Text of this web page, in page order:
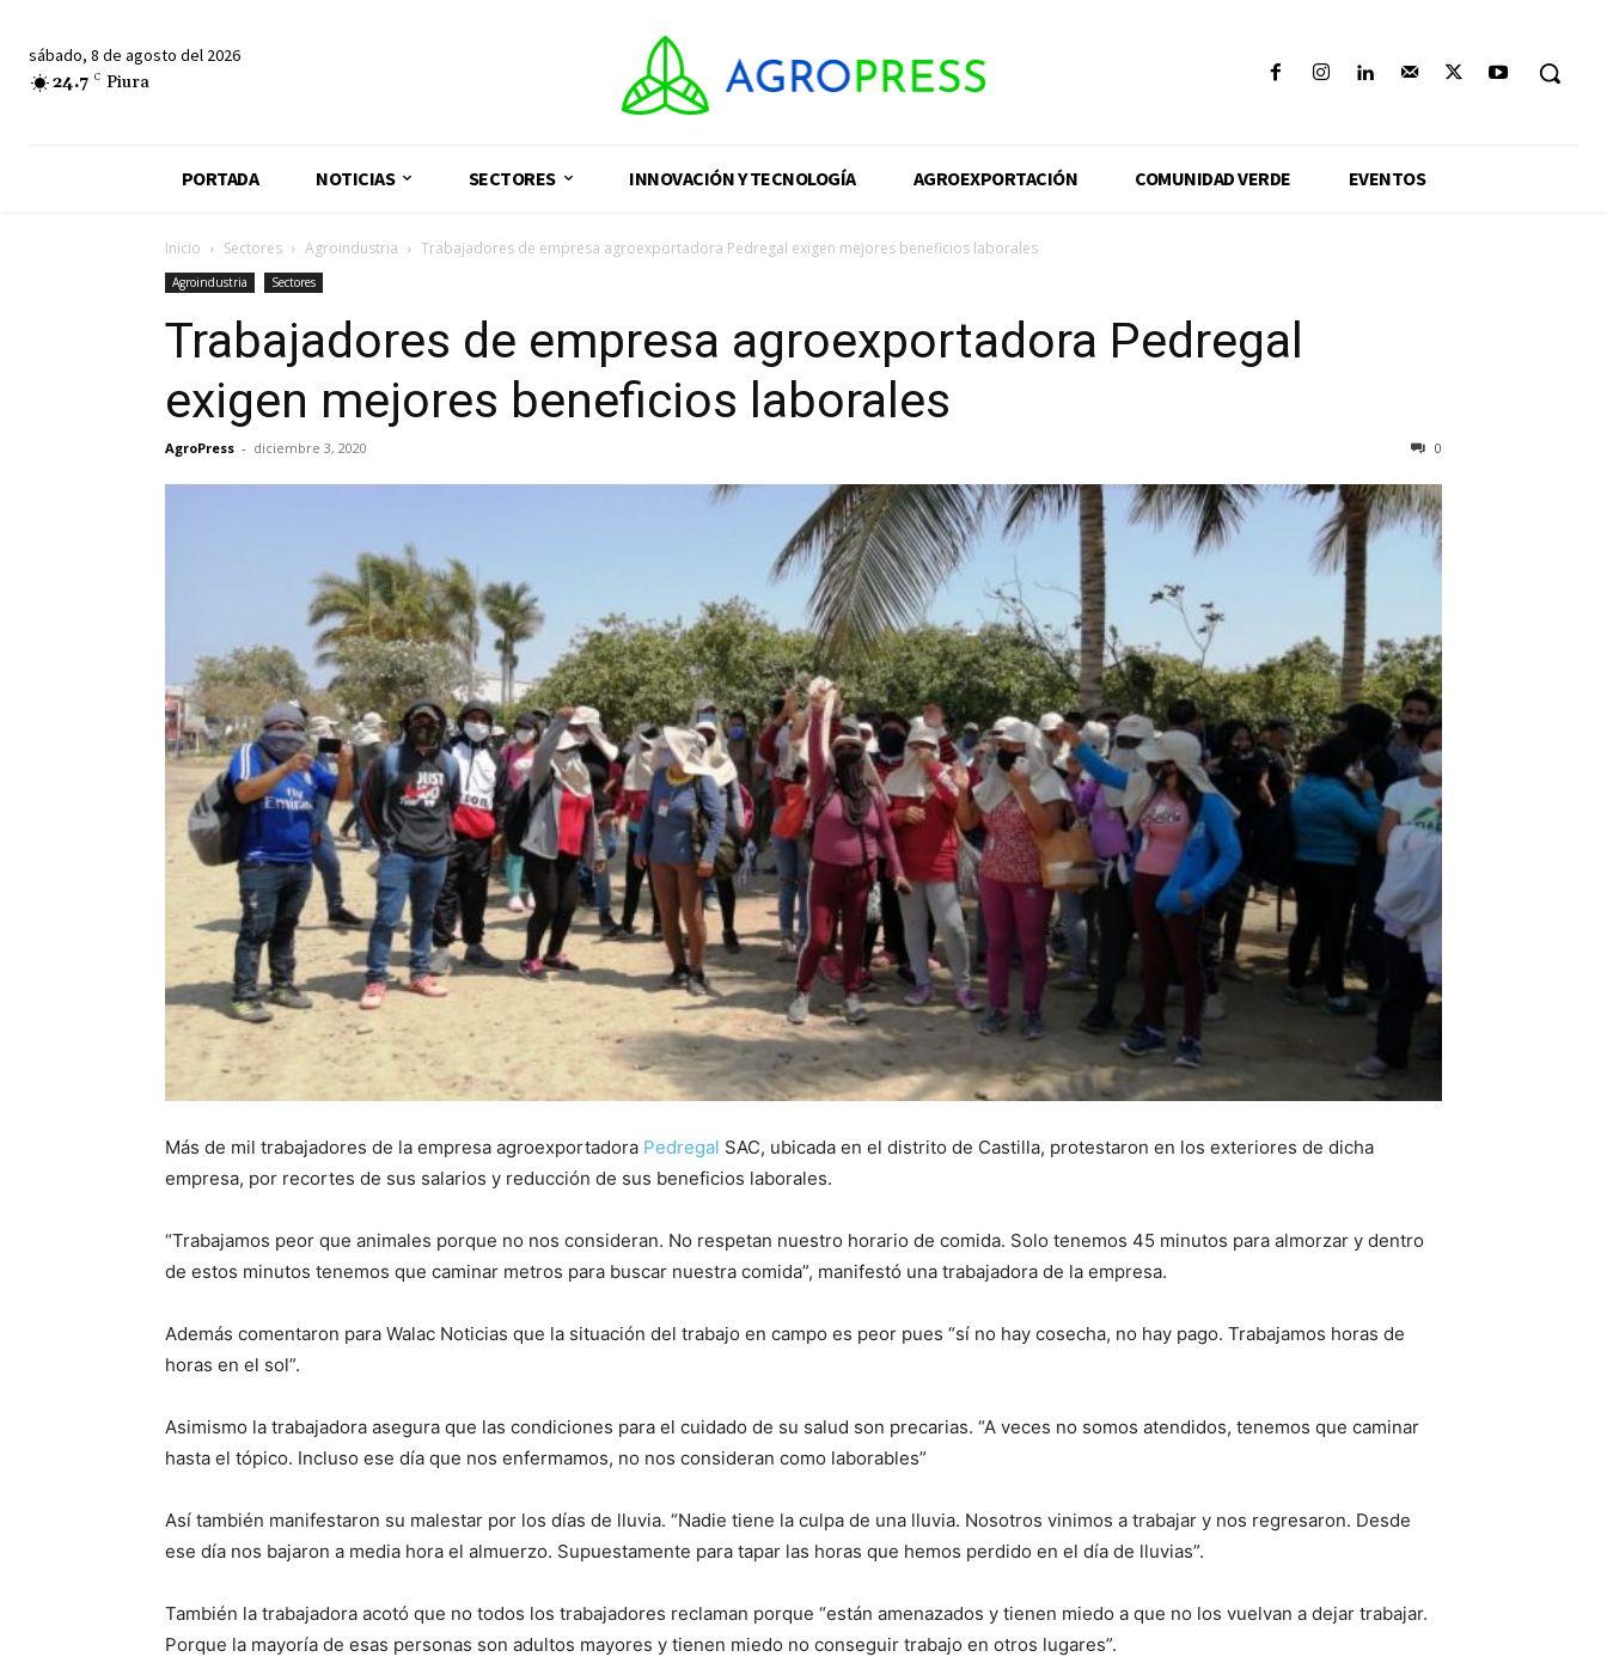
sábado, 8 de agosto del 2026
24.7 C Piura
PORTADA NOTICIAS SECTORES INNOVACIÓN Y TECNOLOGÍA AGROEXPORTACIÓN COMUNIDAD VERDE EVENTOS
Inicio Sectores Agroindustria Trabajadores de empresa agroexportadora Pedregal exigen mejores beneficios laborales
Agroindustria Sectores
Trabajadores de empresa agroexportadora Pedregal
exigen mejores beneficios laborales
AgroPress - diciembre 3, 2020 0
Más de mil trabajadores de la empresa agroexportadora Pedregal SAC, ubicada en el distrito de Castilla, protestaron en los exteriores de dicha
empresa, por recortes de sus salarios y reducción de sus beneficios laborales.
“Trabajamos peor que animales porque no nos consideran. No respetan nuestro horario de comida. Solo tenemos 45 minutos para almorzar y dentro
de estos minutos tenemos que caminar metros para buscar nuestra comida”, manifestó una trabajadora de la empresa.
Además comentaron para Walac Noticias que la situación del trabajo en campo es peor pues “sí no hay cosecha, no hay pago. Trabajamos horas de
horas en el sol”.
Asimismo la trabajadora asegura que las condiciones para el cuidado de su salud son precarias. “A veces no somos atendidos, tenemos que caminar
hasta el tópico. Incluso ese día que nos enfermamos, no nos consideran como laborables”
Así también manifestaron su malestar por los días de lluvia. “Nadie tiene la culpa de una lluvia. Nosotros vinimos a trabajar y nos regresaron. Desde
ese día nos bajaron a media hora el almuerzo. Supuestamente para tapar las horas que hemos perdido en el día de lluvias”.
También la trabajadora acotó que no todos los trabajadores reclaman porque “están amenazados y tienen miedo a que no los vuelvan a dejar trabajar.
Porque la mayoría de esas personas son adultos mayores y tienen miedo no conseguir trabajo en otros lugares”.